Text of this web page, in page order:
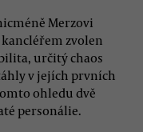
Merzovi
zvolen
určitý chaos
v jejích prvních
ohledu dvě
personálie.